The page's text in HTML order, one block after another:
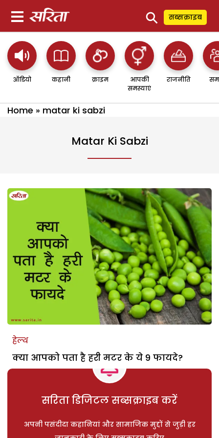
⚲ सब्सक्राइब
ऑडियो कहानी क्राइम
आपकी
समस्याएं
राजनीति
Home » matar ki sabzi
Matar Ki Sabzi
हेल्थ
क्या आपको पता है हरी मटर के ये 9 फायदे?
सरिता डिजिटल सब्सक्राइब करें
अपनी पसंदीदा कहानियां और सामाजिक मुद्दों से जुड़ी हर